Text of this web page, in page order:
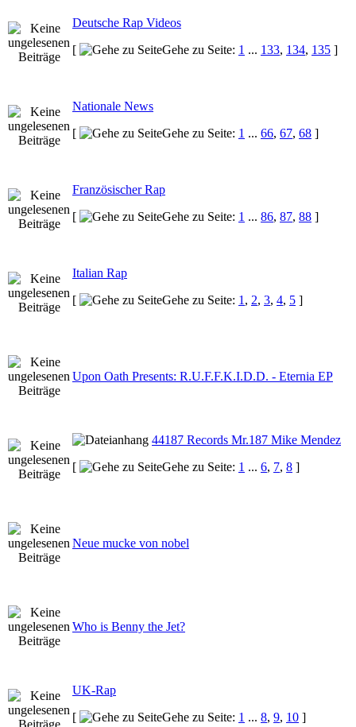
Deutsche Rap Videos
[
Gehe zu Seite: 1 ... 133, 134, 135 ]
Nationale News
[
Gehe zu Seite: 1 ... 66, 67, 68 ]
Französischer Rap
[
Gehe zu Seite: 1 ... 86, 87, 88 ]
Italian Rap
[
Gehe zu Seite: 1 , 2, 3, 4, 5 ]
Upon Oath Presents: R.U.F.F.K.I.D.D. - Eternia EP
44187 Records Mr.187 Mike Mendez
[
Gehe zu Seite: 1 ... 6, 7, 8 ]
Neue mucke von nobel
Who is Benny the Jet?
UK-Rap
[
Gehe zu Seite: 1 ... 8, 9, 10 ]